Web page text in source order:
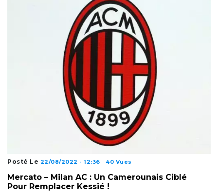
Posté Le 22/08/2022 - 12:36 40 Vues
Mercato – Milan AC : Un Camerounais Ciblé
Pour Remplacer Kessié !